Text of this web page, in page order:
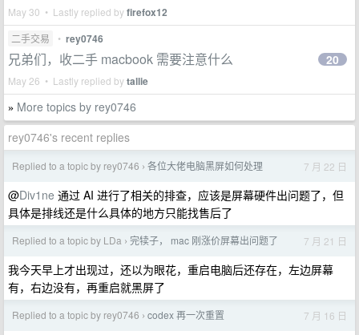
May 30 • Lastly replied byfirefox12
二手交易 • rey0746
兄弟们，收二手 macbook 需要注意什么
May 26 • Lastly replied bytallie
20
» More topics by rey0746
rey0746's recent replies
Replied to a topic by rey0746 › 各位大佬电脑黑屏如何处理 7 月 22 日
@Div1ne 通过 AI 进行了相关的排查，应该是屏幕硬件出问题了，但
具体是排线还是什么具体的地方只能找售后了
Replied to a topic by LDa › 完犊子， mac 刚涨价屏幕出问题了 7 月 21 日
我今天早上才出现过，还以为眼花，重启电脑后还存在，左边屏幕
有，右边没有，再重启就黑屏了
Replied to a topic by rey0746 › codex 再一次重置 7 月 16 日